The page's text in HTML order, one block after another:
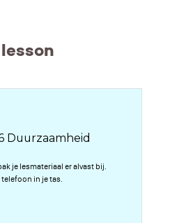
Duurzaamheid
je lesmateriaal er alvast bij.
in je tas.